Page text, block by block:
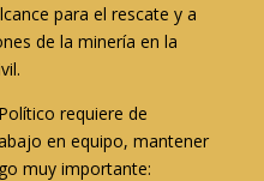
para el rescate y a
de la minería en la
requiere de
en equipo, mantener
muy importante: